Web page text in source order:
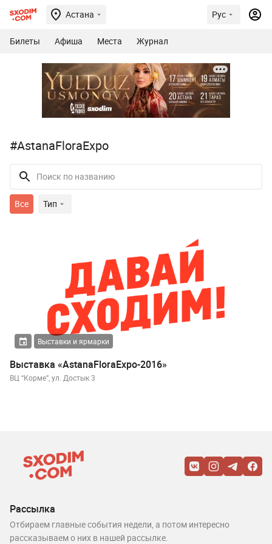
Астана Рус
Билеты Афиша Места Журнал
#AstanaFloraExpo
Все Тип
Выставки и ярмарки
Выставка «AstanaFloraExpo-2016»
ВЦ “Корме”, ул. Достык 3
Рассылка
Отбираем главные события недели, а потом интересно
рассказываем о них в нашей рассылке.